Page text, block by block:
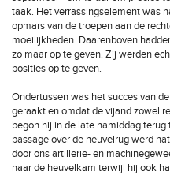
taak. Het verrassingselement was
opmars van de troepen aan de
moeilijkheden. Daarenboven
zo maar op te geven. Zij werden
posities op te geven.
Ondertussen was het succes van
geraakt en omdat de vijand zowel
begon hij in de late namiddag
passage over de heuvelrug werd
door ons artillerie- en
naar de heuvelkam terwijl hij ook